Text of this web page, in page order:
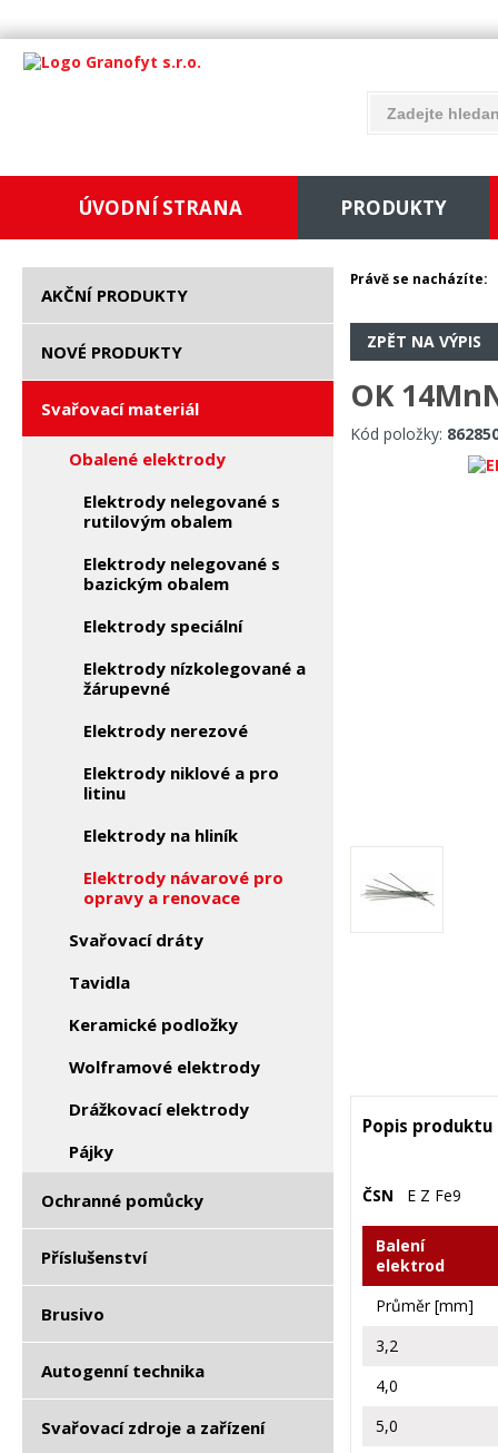
ÚVODNÍ STRANA PRODUKTY
AKČNÍ PRODUKTY
NOVÉ PRODUKTY
Svařovací materiál
Obalené elektrody
Elektrody nelegované s
rutilovým obalem
Elektrody nelegované s
bazickým obalem
Elektrody speciální
Elektrody nízkolegované a
žárupevné
Elektrody nerezové
Elektrody niklové a pro
litinu
Elektrody na hliník
Elektrody návarové pro
opravy a renovace
Svařovací dráty
Tavidla
Keramické podložky
Wolframové elektrody
Drážkovací elektrody
Pájky
Ochranné pomůcky
Příslušenství
Brusivo
Autogenní technika
Svařovací zdroje a zařízení
Právě se nacházíte:
ZPĚT NA VÝPIS
OK
Kód položky:
Popis produktu
ČSN E Z Fe9
Balení
elektrod
Průměr [mm]
3,2
4,0
5,0